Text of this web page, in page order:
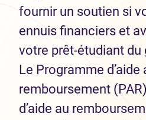
fournir un soutien si
ennuis financiers et
votre prêt-étudiant du
Le Programme d’aide
remboursement
d’aide au